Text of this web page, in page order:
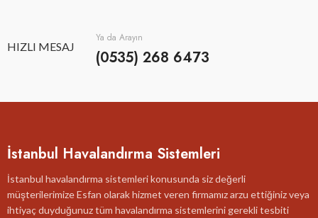
HIZLI MESAJ
Ya da Arayın
(0535) 268 6473
İstanbul Havalandırma Sistemleri
İstanbul havalandırma sistemleri konusunda siz değerli
müşterilerimize Esfan olarak hizmet veren firmamız arzu ettiğiniz veya
ihtiyaç duyduğunuz tüm havalandırma sistemlerini gerekli tesbiti